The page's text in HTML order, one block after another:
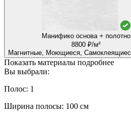
Манифико основа + полотно
8800 ₽/м²
Показать материалы подробнее
Вы выбрали:
Полос: 1
Ширина полосы: 100 см